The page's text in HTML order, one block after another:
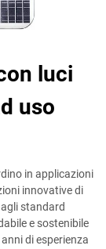
luci
uso
in applicazioni
innovative di
standard
e sostenibile
di esperienza